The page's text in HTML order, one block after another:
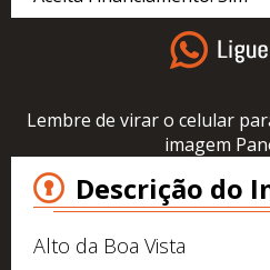
Lembre de virar o celular
imagem
Descrição do
Alto da Boa Vista